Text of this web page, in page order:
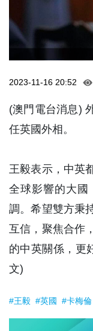
2023-11-16 20:52
(澳門電台消息)
任英國外相。
王毅表示，中英
全球影響的大國
調。希望雙方秉
互信，聚焦合作
的中英關係，更
文)
#王毅 #英國 #卡梅倫